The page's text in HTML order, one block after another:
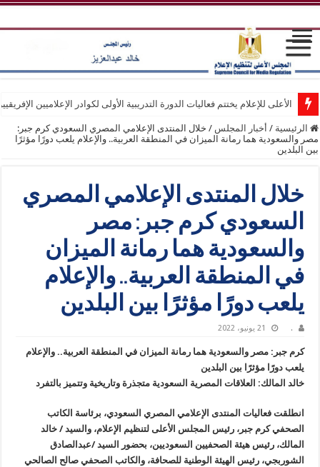
الأعلى للإعلام يختتم فعاليات الدورة التدريبية الأولى لكوادر الإعلاميين
انطلاق فعاليات الدورة التدريبية الأولى لكوادر الإعلاميين الإفريقيين بمركز
الرئيسية / أخبار المجلس / خلال المنتدى الإعلامي المصري السعودي كرم جبر:
مصر والسعودية هما رمانة الميزان في المنطقة العربية.. والإعلام يلعب دورًا مؤثرًا
بين البلدين
خلال المنتدى الإعلامي المصري
السعودي كرم جبر: مصر
والسعودية هما رمانة الميزان
في المنطقة العربية.. والإعلام
يلعب دورًا مؤثرًا بين البلدين
. 21 يونيو، 2022
كرم جبر: مصر والسعودية هما رمانة الميزان في المنطقة العربية.. والإعلام
يلعب دورًا مؤثرًا بين البلدين
خالد المالك: العلاقات المصرية السعودية متجذرة وتاريخية وتتميز بالتفرد
انطلقت فعاليات المنتدى الإعلامي المصري السعودي، برئاسة الكاتب
الصحفي كرم جبر، رئيس المجلس الأعلى لتنظيم الإعلام، والسيد / خالد
المالك، رئيس هيئة الصحفيين السعوديين، بحضور السيد /عبدالصادق
الشوربجي، رئيس الهيئة الوطنية للصحافة، والكاتب الصحفي صالح الصالحي